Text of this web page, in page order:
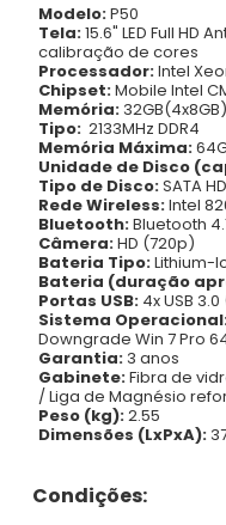
Modelo:P50
Tela:15.6" LED Full HD
calibração de cores
Processador:Intel
Chipset:Mobile Intel
Memória: 32GB(4x8GB)
Tipo: 2133MHz DDR4
Memória Máxima:
Unidade de Disco
Tipo de Disco:SATA
Rede Wireless:Intel
Bluetooth:Bluetooth
Câmera:HD (720p)
Bateria Tipo:Lithium-
Bateria (duração
Portas USB: 4x USB
Sistema
Downgrade Win 7 Pro
Garantia: 3 anos
Gabinete:Fibra de
/ Liga de Magnésio
Peso (kg):2.55
Dimensões (LxPxA):
Condições: